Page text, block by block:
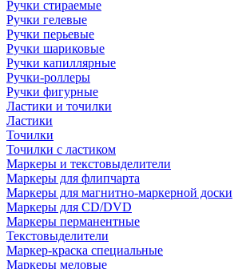
Ручки стираемые
Ручки гелевые
Ручки перьевые
Ручки шариковые
Ручки капиллярные
Ручки-роллеры
Ручки фигурные
Ластики и точилки
Ластики
Точилки
Точилки с ластиком
Маркеры и текстовыделители
Маркеры для флипчарта
Маркеры для магнитно-маркерной доски
Маркеры для CD/DVD
Маркеры перманентные
Текстовыделители
Маркер-краска специальные
Маркеры меловые